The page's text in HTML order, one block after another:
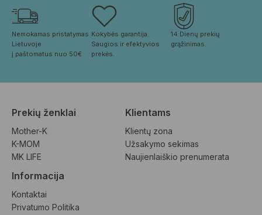
Nemokamas pristatymas
Lietuvoje
į paštomatus nuo 50€
Kokybės garantija.
Saugios ir efektyvios
prekės.
14 Dienų prekių
grąžinimas.
Prekių ženklai
Mother-K
K-MOM
MK LIFE
Klientams
Klientų zona
Užsakymo sekimas
Naujienlaiškio prenumerata
Informacija
Kontaktai
Privatumo Politika